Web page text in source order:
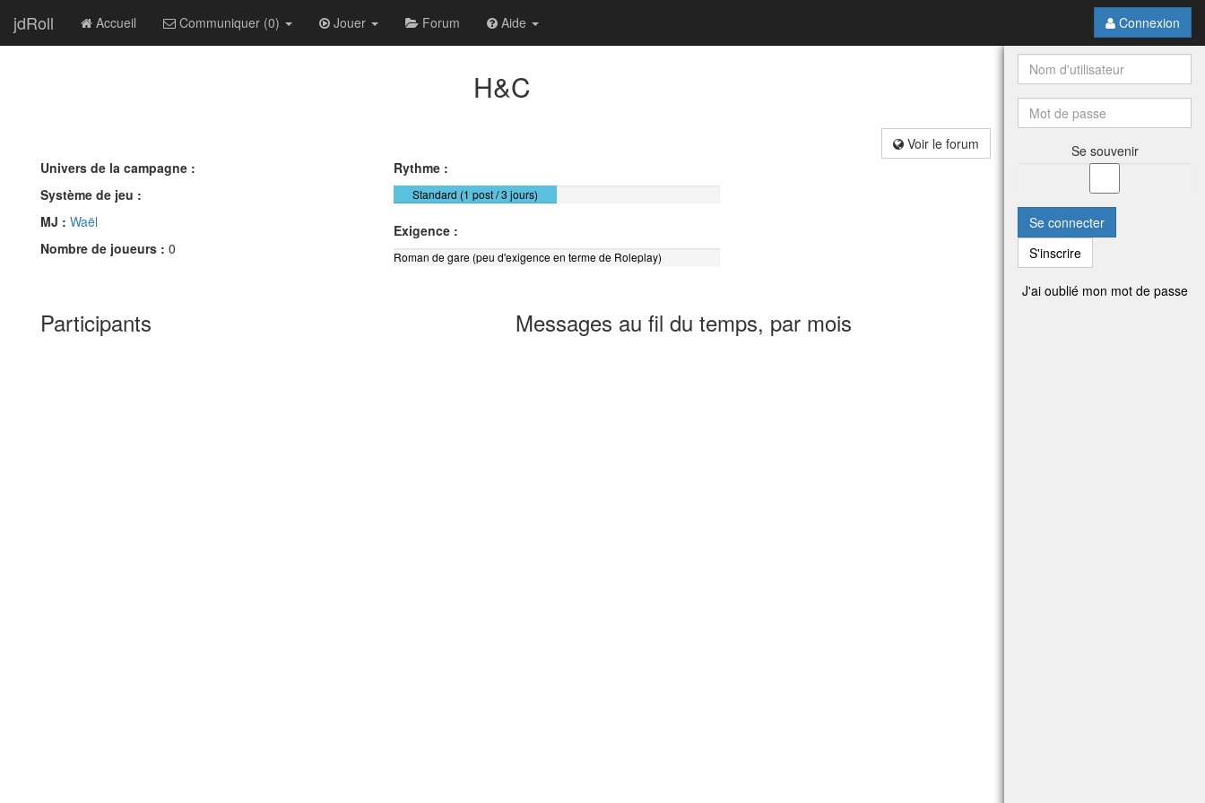
jdRoll Accueil Communiquer (0) Jouer Forum Aide Connexion
H&C
Voir le forum
Univers de la campagne :
Système de jeu :
MJ : Waël
Nombre de joueurs : 0
Rythme :
Standard (1 post / 3 jours)
Exigence :
Roman de gare (peu d'exigence en terme de Roleplay)
Participants Messages au fil du temps, par mois
Se souvenir
Se connecter
S'inscrire
J'ai oublié mon mot de passe